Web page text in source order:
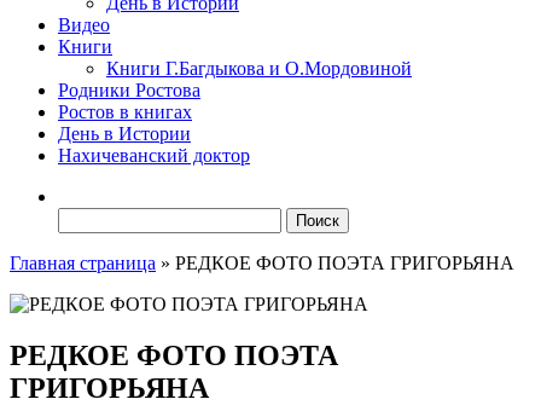
Видео
Книги
Книги Г.Багдыкова и О.Мордовиной
Родники Ростова
Ростов в книгах
День в Истории
Нахичеванский доктор
Главная страница » РЕДКОЕ ФОТО ПОЭТА ГРИГОРЬЯНА
РЕДКОЕ ФОТО ПОЭТА
ГРИГОРЬЯНА